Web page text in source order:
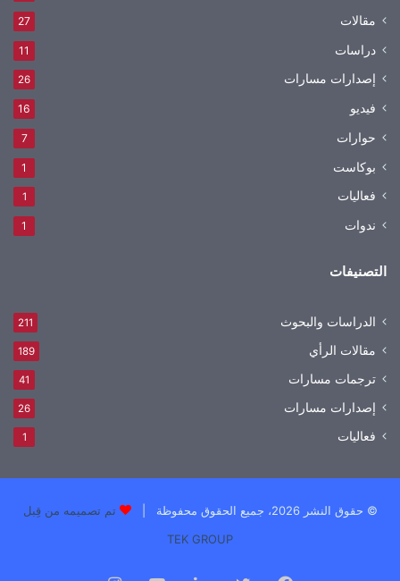
مقالات 27
دراسات 11
إصدارات مسارات 26
فيديو 16
حوارات 7
بوكاست 1
فعاليات 1
ندوات 1
التصنيفات
الدراسات والبحوث 211
مقالات الرأي 189
ترجمات مسارات 41
إصدارات مسارات 26
فعاليات 1
© حقوق النشر 2026، جميع الحقوق محفوظة |
تم تصميمه من قِبل
TEK GROUP